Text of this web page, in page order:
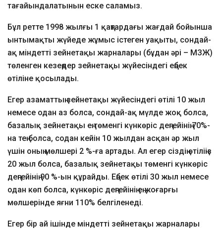
тағайындалатынын еске саламыз.
Бұл ретте 1998 жылғы 1 қаңтардағы жағдай бойынша
ынтымақты жүйеде жұмыс істеген уақыты, сондай-
ақ міндетті зейнетақы жарналары (бұдан әрі – МЗЖ)
төленген кезеңдер зейнетақы жүйесіндегі еңбек
өтіліне қосылады.
Егер азаматтың зейнетақы жүйесіндегі өтілі 10 жыл
немесе одан аз болса, сондай-ақ мүлде жоқ болса,
базалық зейнетақы ең төменгі күнкөріс деңгейінің 70%-
на тең болса, содан кейін 10 жылдан асқан әр жыл
үшін оның мөлшері 2 %-ға артады. Ал егер сіздің өтіліңіз
20 жыл болса, базалық зейнетақы төменгі күнкөріс
деңгейінің 90 %-ын құрайды. Еңбек өтілі 30 жыл немесе
одан көп болса, күнкөріс деңгейінің ең жоғарғы
мөлшерінде яғни 110% белгіленеді.
Егер бір ай ішінде міндетті зейнетақы жарналары